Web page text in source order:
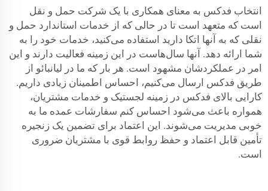
انتخاب فدکس به معنای همکاری با یک شرکت حمل و نقل
است که متعهد است تا در حالی که از خدمات استاندارد حمل و
نقلی که به آنها اتکا دارید استفاده می‌کنید، خدمات خود را به
شما ارائه دهد. آنها سال‌هاست در این زمینه فعالیت دارند و این
امر در عملکردشان مشهود است. هر بار که ما در لیانبائو از
طریق فدکس ارسال می‌کنیم، احساس اطمینان زیادی داریم.
کارایی بالای فدکس در زمینه لجستیک و خدمات مشتریان،
همواره باعث می‌شود احساس کنم سفارشات عمده ما به
خوبی مدیریت می‌شوند. این اعتماد برای تضمین یک زنجیره
تأمین قابل اعتماد و حفظ روابط قوی با مشتریان ضروری
است.